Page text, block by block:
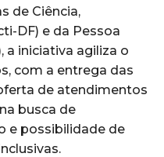
de Ciência,
DF) e da Pessoa
a iniciativa agiliza o
com a entrega das
de atendimentos
busca de
e possibilidade de